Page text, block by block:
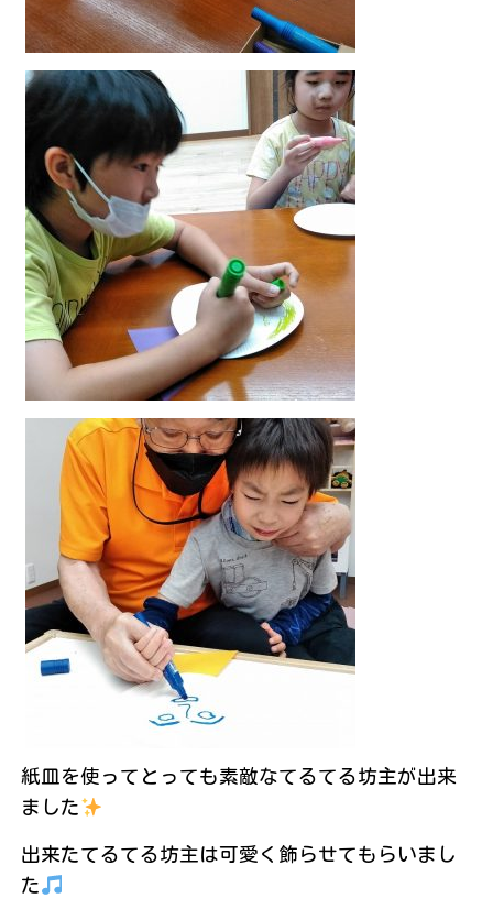
紙皿を使ってとっても素敵なてるてる坊主が出来
ました
出来たてるてる坊主は可愛く飾らせてもらいまし
た